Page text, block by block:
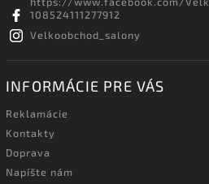
108524111277912
Velkoobchod_salony
INFORMÁCIE PRE VÁS
Reklamácie
Kontakty
Doprava
Napíšte nám